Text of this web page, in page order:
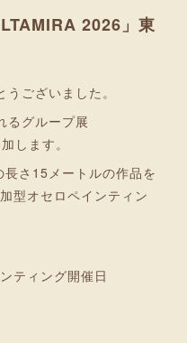
2026」東
ございました。
るグループ展
します。
さ15メートルの作品を
型オセロペインティン
ティング開催日